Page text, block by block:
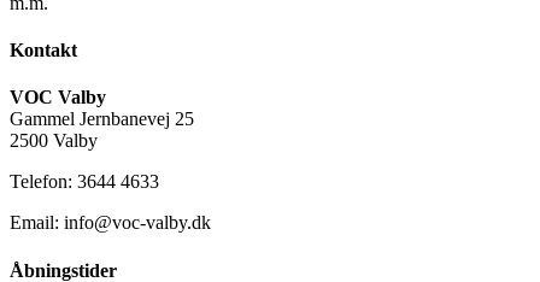
Kontakt
VOC Valby
Gammel Jernbanevej 25
2500 Valby
Telefon: 3644 4633
Email: info@voc-valby.dk
Åbningstider